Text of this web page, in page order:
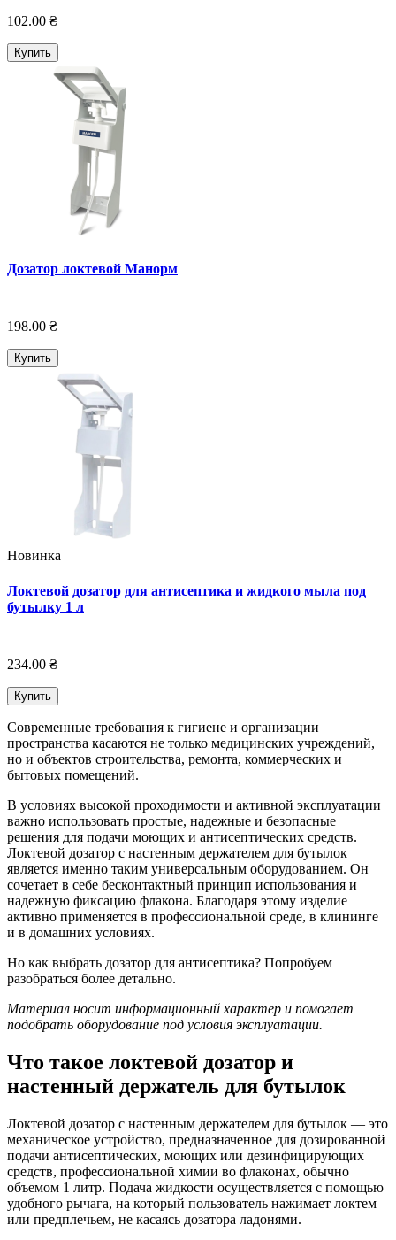
102.00 ₴
Купить
Дозатор локтевой Манорм
198.00 ₴
Купить
Новинка
Локтевой дозатор для антисептика и жидкого мыла под
бутылку 1 л
234.00 ₴
Купить
Современные требования к гигиене и организации
пространства касаются не только медицинских учреждений,
но и объектов строительства, ремонта, коммерческих и
бытовых помещений.
В условиях высокой проходимости и активной эксплуатации
важно использовать простые, надежные и безопасные
решения для подачи моющих и антисептических средств.
Локтевой дозатор с настенным держателем для бутылок
является именно таким универсальным оборудованием. Он
сочетает в себе бесконтактный принцип использования и
надежную фиксацию флакона. Благодаря этому изделие
активно применяется в профессиональной среде, в клининге
и в домашних условиях.
Но как выбрать дозатор для антисептика? Попробуем
разобраться более детально.
Материал носит информационный характер и помогает
подобрать оборудование под условия эксплуатации.
Что такое локтевой дозатор и
настенный держатель для бутылок
Локтевой дозатор с настенным держателем для бутылок — это
механическое устройство, предназначенное для дозированной
подачи антисептических, моющих или дезинфицирующих
средств, профессиональной химии во флаконах, обычно
объемом 1 литр. Подача жидкости осуществляется с помощью
удобного рычага, на который пользователь нажимает локтем
или предплечьем, не касаясь дозатора ладонями.